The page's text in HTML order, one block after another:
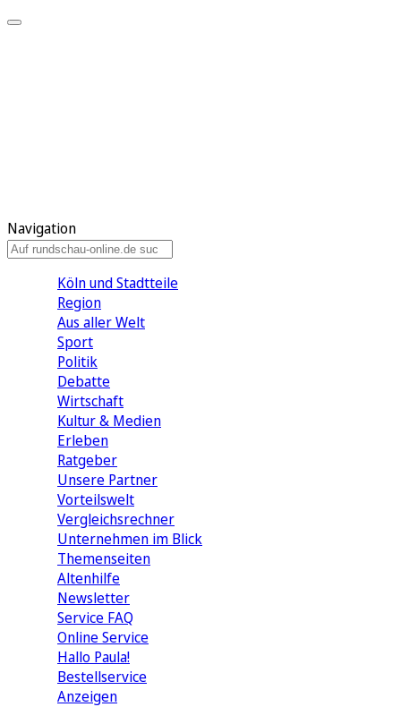
Navigation
Köln und Stadtteile
Region
Aus aller Welt
Sport
Politik
Debatte
Wirtschaft
Kultur & Medien
Erleben
Ratgeber
Unsere Partner
Vorteilswelt
Vergleichsrechner
Unternehmen im Blick
Themenseiten
Altenhilfe
Newsletter
Service FAQ
Online Service
Hallo Paula!
Bestellservice
Anzeigen